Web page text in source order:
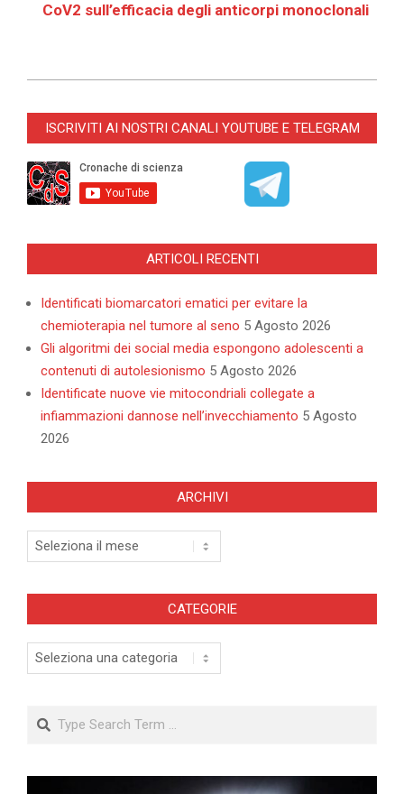
CoV2 sull’efficacia degli anticorpi monoclonali
06-
ISCRIVITI AI NOSTRI CANALI YOUTUBE E TELEGRAM
ARTICOLI RECENTI
Identificati biomarcatori ematici per evitare la
chemioterapia nel tumore al seno 5 Agosto 2026
Gli algoritmi dei social media espongono adolescenti a
contenuti di autolesionismo 5 Agosto 2026
Identificate nuove vie mitocondriali collegate a
infiammazioni dannose nell’invecchiamento 5 Agosto
2026
ARCHIVI
Archivi
CATEGORIE
Categorie
Search